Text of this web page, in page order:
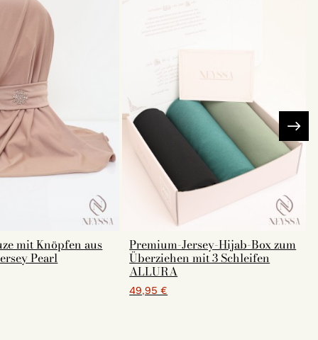
mit Knöpfen aus
Pearl
Premium-Jersey-Hijab-Box zum
Überziehen mit 3 Schleifen
ALLURA
49,95 €